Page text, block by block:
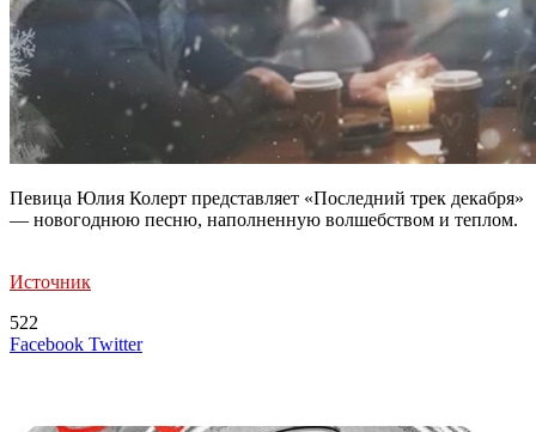
Певица Юлия Колерт представляет «Последний трек декабря»
— новогоднюю песню, наполненную волшебством и теплом.
Источник
522
Facebook TwitterLinkedIn
Tumblr
Reddit
Вконтакте
Одноклассники
Skype
Messenger
Messenger
WhatsApp
Telegram
Viber
Line
Поделиться
Печатать